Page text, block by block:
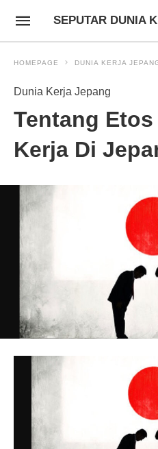
SEPUTAR DUNIA
HOMEPAGE DUNIA KERJA
Dunia Kerja Jepang
Tentang
Kerja Di